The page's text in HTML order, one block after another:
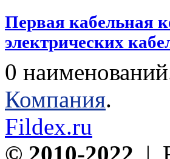
Первая кабельная
электрических
0
Компания.
Fildex.ru
© 2010-2022 |